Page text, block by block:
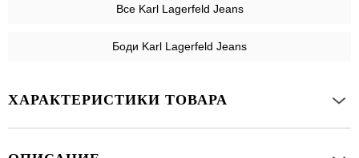
Все Karl Lagerfeld Jeans
Боди Karl Lagerfeld Jeans
ХАРАКТЕРИСТИКИ ТОВАРА